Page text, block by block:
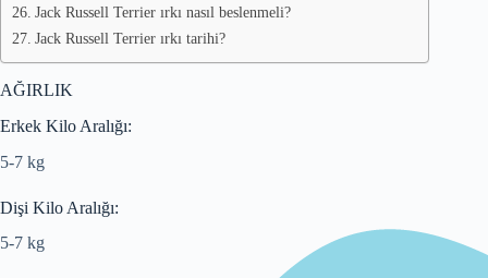
Jack Russell Terrier ırkı nasıl beslenmeli?
Jack Russell Terrier ırkı tarihi?
AĞIRLIK
Erkek Kilo Aralığı:
5-7 kg
Dişi Kilo Aralığı:
5-7 kg